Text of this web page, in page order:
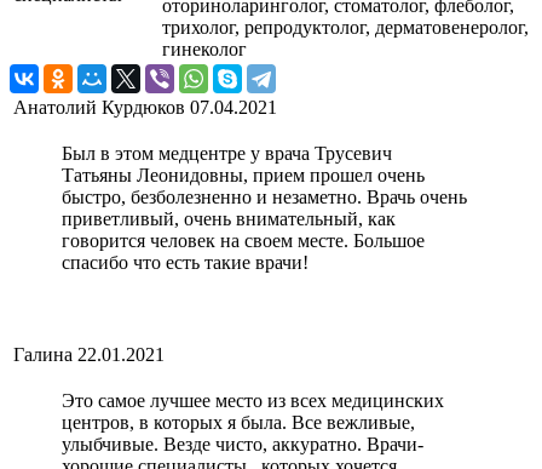
оториноларинголог, стоматолог, флеболог,
трихолог, репродуктолог, дерматовенеролог,
гинеколог
Анатолий Курдюков 07.04.2021
Был в этом медцентре у врача Трусевич
Татьяны Леонидовны, прием прошел очень
быстро, безболезненно и незаметно. Врачь очень
приветливый, очень внимательный, как
говорится человек на своем месте. Большое
спасибо что есть такие врачи!
Галина 22.01.2021
Это самое лучшее место из всех медицинских
центров, в которых я была. Все вежливые,
улыбчивые. Везде чисто, аккуратно. Врачи-